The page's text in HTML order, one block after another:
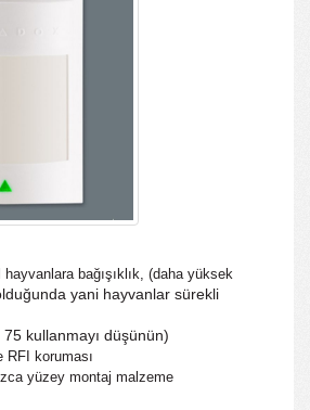
bağışıklık, (daha yüksek
yani hayvanlar sürekli
kullanmayı düşünün)
koruması
yüzey montaj malzeme